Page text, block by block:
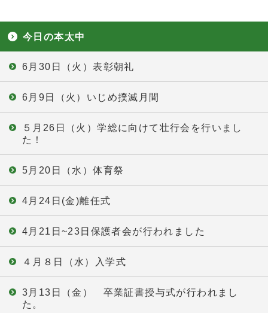
今日の本太中
6月30日（火）表彰朝礼
6月9日（火）いじめ撲滅月間
５月26日（火）学総に向けて壮行会を行いまし
た！
5月20日（水）体育祭
4月24日(金)離任式
4月21日~23日保護者会が行われました
４月８日（水）入学式
3月13日（金） 卒業証書授与式が行われまし
た。